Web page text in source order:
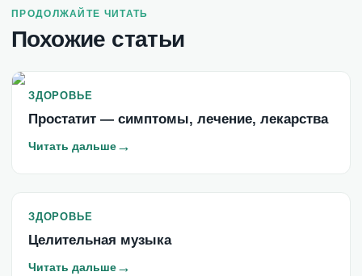
ПРОДОЛЖАЙТЕ ЧИТАТЬ
Похожие статьи
ЗДОРОВЬЕ
Простатит — симптомы, лечение, лекарства
Читать дальше→
ЗДОРОВЬЕ
Целительная музыка
Читать дальше→